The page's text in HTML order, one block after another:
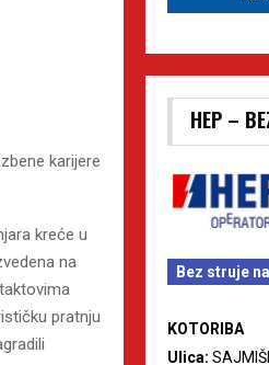
karijere
kreće u
na
pratnju
HEP –
Bez struje
KOTORIBA
Ulica: